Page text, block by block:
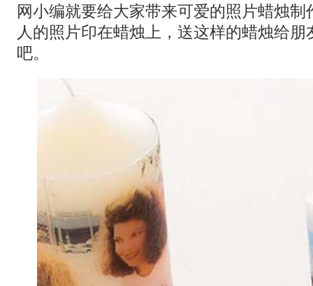
网小编就要给大家带来可爱的照片蜡烛制
人的照片印在蜡烛上，送这样的蜡烛给朋
吧。